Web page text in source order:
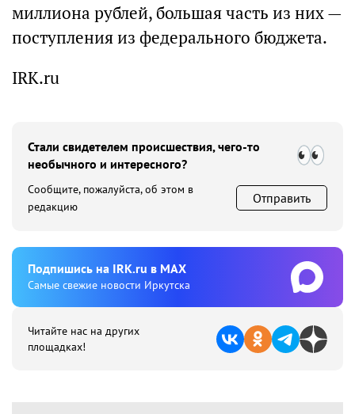
миллиона рублей, большая часть из них —
поступления из федерального бюджета.
IRK.ru
Стали свидетелем происшествия, чего-то
необычного и интересного?
Сообщите, пожалуйста, об этом в
редакцию
Отправить
Подпишиcь на IRK.ru в MAX
Cамые свежие новости Иркутска
Читайте нас на других
площадках!